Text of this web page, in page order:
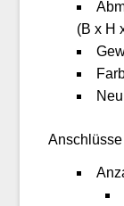
(B x H
Anschlüsse